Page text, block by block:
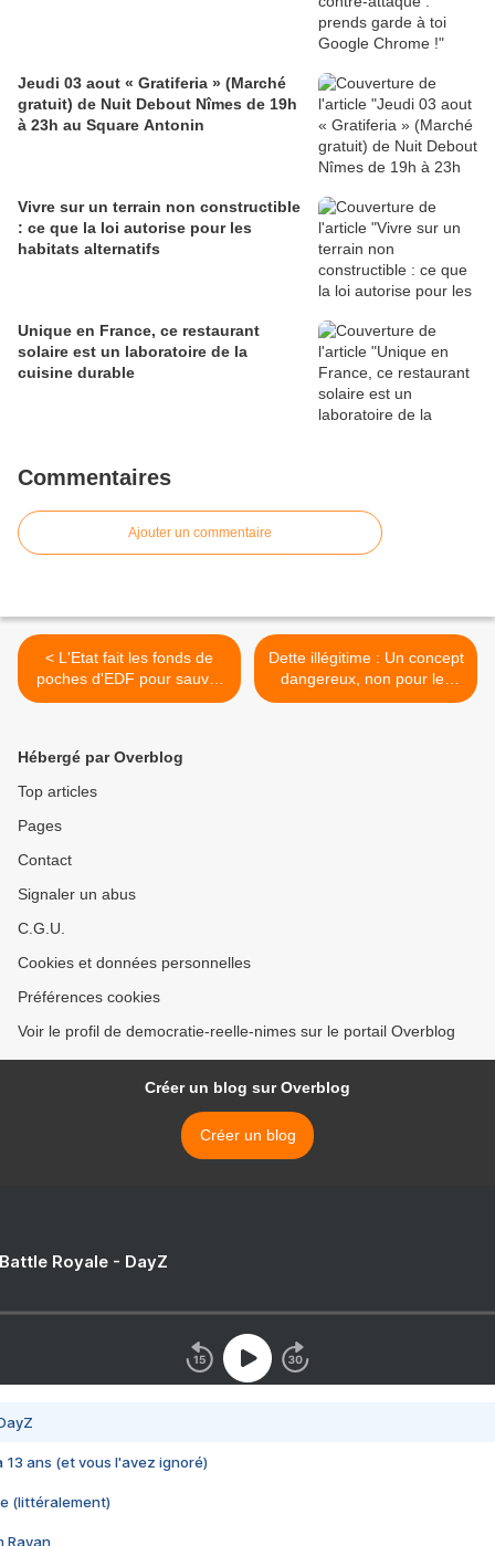
Jeudi 03 aout « Gratiferia » (Marché
gratuit) de Nuit Debout Nîmes de 19h
à 23h au Square Antonin
Vivre sur un terrain non constructible
: ce que la loi autorise pour les
habitats alternatifs
Unique en France, ce restaurant
solaire est un laboratoire de la
cuisine durable
Commentaires
Ajouter un commentaire
< L'Etat fait les fonds de
poches d'EDF pour sauver
Areva - En compensation,
être un abaissement des
normes de sécurité
nucléaire (Martine Orange)
Dette illégitime : Un concept
dangereux, non pour les
populations, mais pour le
Hébergé par Overblog
Top articles
Pages
Contact
Signaler un abus
C.G.U.
Cookies et données personnelles
Préférences cookies
Voir le profil de democratie-reelle-nimes sur le portail Overblog
Créer un blog sur Overblog
Créer un blog
Royale - DayZ
13 ans (et vous l'avez ignoré)
(littéralement)
Rayan